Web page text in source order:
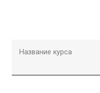
Название курса